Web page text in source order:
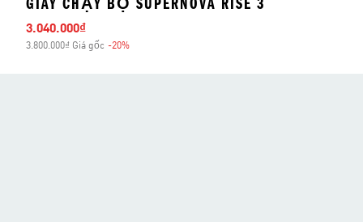
Giá bán
3.040.000₫
3.800.000₫ Giá gốc -20%